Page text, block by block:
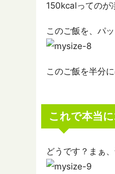
150kcalってのが
このご飯を、パ
このご飯を半分
これで本当
どうです？まぁ